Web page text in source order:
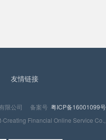
友情链接
有限公司 备案号 粤ICP备16001099
Financial Online Service